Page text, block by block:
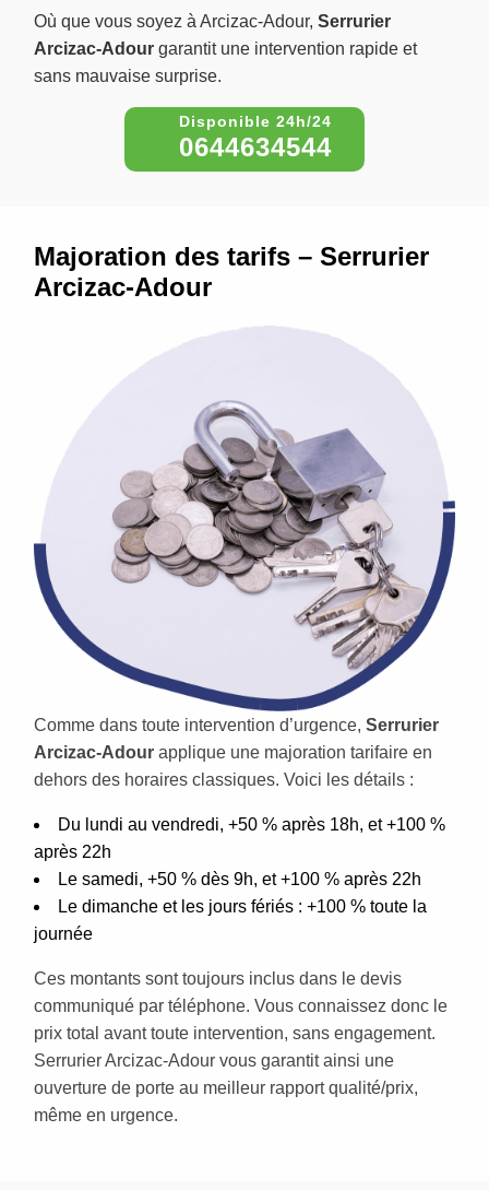
Où que vous soyez à Arcizac-Adour, Serrurier
Arcizac-Adour garantit une intervention rapide et
sans mauvaise surprise.
0644634544
Majoration des tarifs – Serrurier
Arcizac-Adour
Comme dans toute intervention d’urgence, Serrurier
Arcizac-Adour applique une majoration tarifaire en
dehors des horaires classiques. Voici les détails :
Du lundi au vendredi, +50 % après 18h, et +100 %
après 22h
Le samedi, +50 % dès 9h, et +100 % après 22h
Le dimanche et les jours fériés : +100 % toute la
journée
Ces montants sont toujours inclus dans le devis
communiqué par téléphone. Vous connaissez donc le
prix total avant toute intervention, sans engagement.
Serrurier Arcizac-Adour vous garantit ainsi une
ouverture de porte au meilleur rapport qualité/prix,
même en urgence.